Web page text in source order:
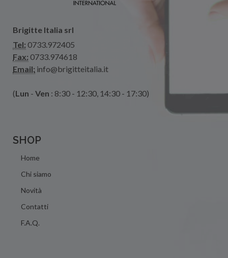
Brigitte Italia srl
Tel: 0733.972405
Fax: 0733.974618
Email: info@brigitteitalia.it
(Lun - Ven : 8:30 - 12:30, 14:30 - 17:30)
SHOP
Home
Chi siamo
Novità
Contatti
F.A.Q.